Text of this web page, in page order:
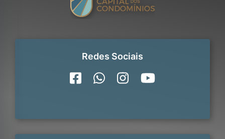
Redes Sociais